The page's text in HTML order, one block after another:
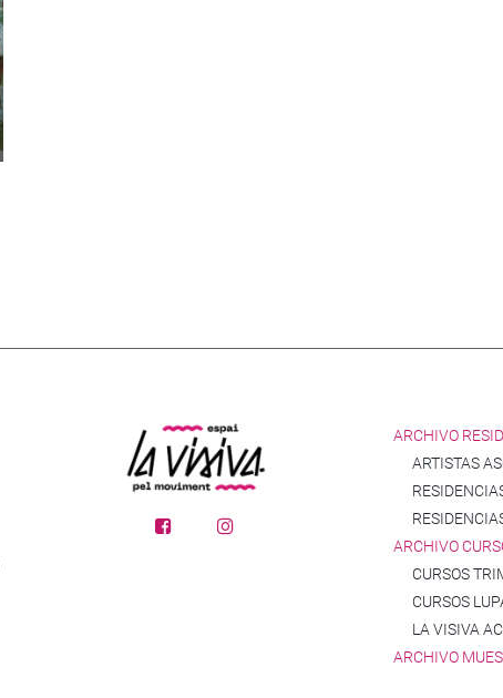
ARCHIVO
ARTISTAS
ARCHIVO
CURSOS
CURSOS
LA VISIVA
ARCHIVO